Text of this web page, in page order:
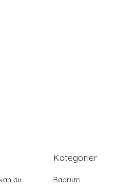
du
Kategorier
Badrum